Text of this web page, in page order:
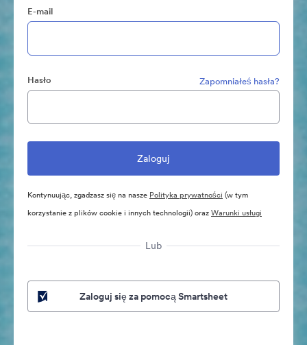
E-mail
Hasło Zapomniałeś hasła?
Kontynuując, zgadzasz się na nasze Polityka prywatności (w tym
korzystanie z plików cookie i innych technologii) orazWarunki usługi
Lub
Zaloguj się za pomocą Smartsheet